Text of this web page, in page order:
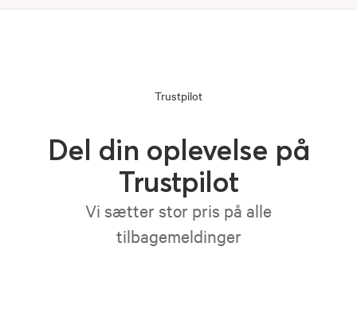
Trustpilot
Del din oplevelse på
Trustpilot
Vi sætter stor pris på alle
tilbagemeldinger